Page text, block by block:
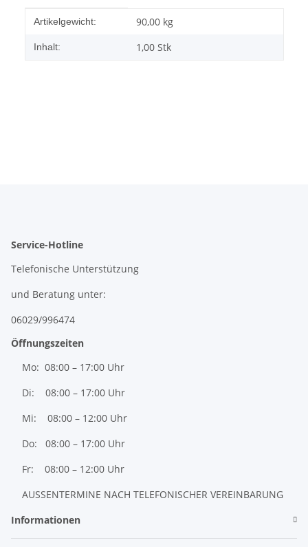
Produkteigenschaft
Wert
Artikelgewicht: 90,00 kg
Inhalt: 1,00 Stk
Service-Hotline
Telefonische Unterstützung
und Beratung unter:
06029/996474
Öffnungszeiten
Mo: 08:00 – 17:00 Uhr
Di: 08:00 – 17:00 Uhr
Mi: 08:00 – 12:00 Uhr
Do: 08:00 – 17:00 Uhr
Fr: 08:00 – 12:00 Uhr
AUSSENTERMINE NACH TELEFONISCHER VEREINBARUNG
Informationen